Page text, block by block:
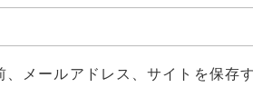
メールアドレス、サイトを保存